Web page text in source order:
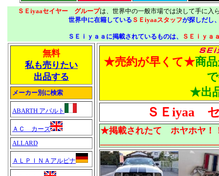
ＳＥiyaaセイヤー グループは、世界中の一般市場では決して手に入
世界中に在籍している ＳＥiyaaスタッフが探しだし
ＳＥｉｙａａに掲載されているものは、 ＳＥｉｙａ
無料
私も売りたい
出品する
メーカー別に検索
ABARTH アバルト
ＡＣ カーズ
ALLARD
ＡＬＰＩＮＡアルピナ
★売約が早くて★商
★出
ＳＥiyaa
★掲載されたて ホヤホヤ！